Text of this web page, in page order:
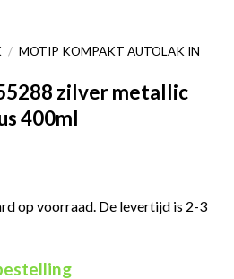
/ MOTIP KOMPAKT AUTOLAK IN
zilver metallic
400ml
op voorraad. De levertijd is 2-3